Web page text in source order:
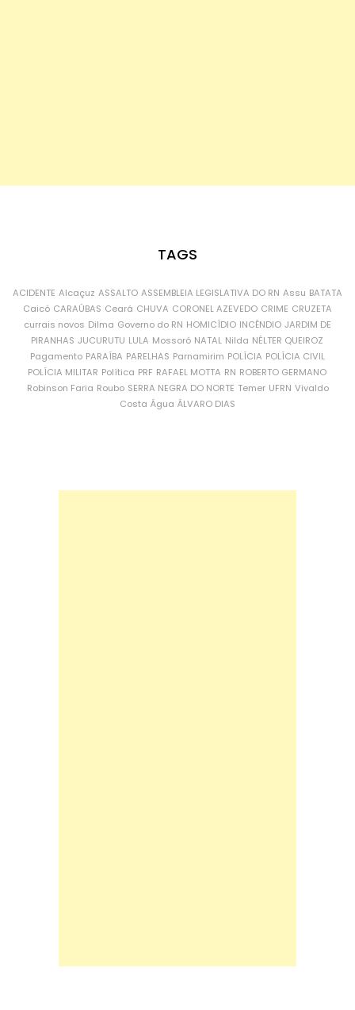
TAGS
ACIDENTE Alcaçuz ASSALTO ASSEMBLEIA LEGISLATIVA DO RN Assu BATATA
Caicó CARAÚBAS Ceará CHUVA CORONEL AZEVEDO CRIME CRUZETA
currais novos Dilma Governo do RN HOMICÍDIO INCÊNDIO JARDIM DE
PIRANHAS JUCURUTU LULA Mossoró NATAL Nilda NÉLTER QUEIROZ
Pagamento PARAÍBA PARELHAS Parnamirim POLÍCIA POLÍCIA CIVIL
POLÍCIA MILITAR Política PRF RAFAEL MOTTA RN ROBERTO GERMANO
Robinson Faria Roubo SERRA NEGRA DO NORTE Temer UFRN Vivaldo
Costa Água ÁLVARO DIAS